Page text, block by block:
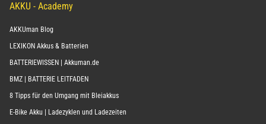
AKKU - Academy
AKKUman Blog
LEXIKON Akkus & Batterien
BATTERIEWISSEN | Akkuman.de
BMZ | BATTERIE LEITFADEN
8 Tipps für den Umgang mit Bleiakkus
E-Bike Akku | Ladezyklen und Ladezeiten